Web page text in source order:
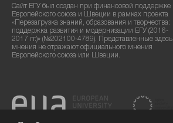
Сайт ЕГУ был создан при финансовой поддержке
Европейского союза и Швеции в рамках проекта
«Перезагрузка знаний, образования и творчества:
поддержка развития и модернизации ЕГУ (2016-
2017 гг.)» (№202100-4789). Представленные здесь
мнения не отражают официального мнения
Европейского союза или Швеции.